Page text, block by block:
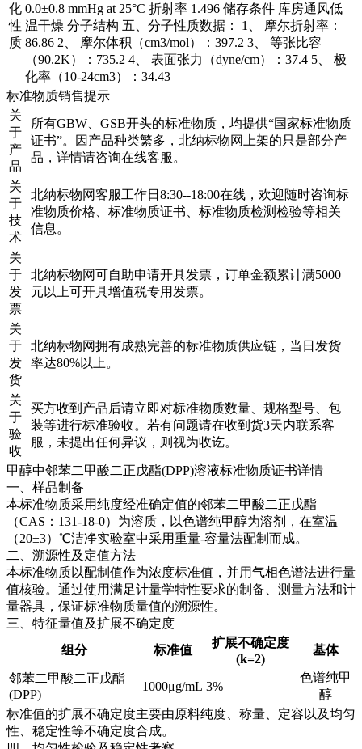
化
性
质
0.0±0.8 mmHg at 25°C 折射率 1.496 储存条件 库房通风低
温干燥 分子结构 五、分子性质数据： 1、 摩尔折射率：
86.86 2、 摩尔体积（cm3/mol）：397.2 3、 等张比容
（90.2K）：735.2 4、 表面张力（dyne/cm）：37.4 5、 极
化率（10-24cm3）：34.43
标准物质销售提示
关
于
产
品
所有GBW、GSB开头的标准物质，均提供“国家标准物质
证书”。因产品种类繁多，北纳标物网上架的只是部分产
品，详情请咨询在线客服。
关
于
技
术
北纳标物网客服工作日8:30--18:00在线，欢迎随时咨询标
准物质价格、标准物质证书、标准物质检测检验等相关
信息。
关
于
发
票
北纳标物网可自助申请开具发票，订单金额累计满5000
元以上可开具增值税专用发票。
关
于
发
货
北纳标物网拥有成熟完善的标准物质供应链，当日发货
率达80%以上。
关
于
验
收
买方收到产品后请立即对标准物质数量、规格型号、包
装等进行标准验收。若有问题请在收到货3天内联系客
服，未提出任何异议，则视为收讫。
甲醇中邻苯二甲酸二正戊酯(DPP)溶液标准物质证书详情
一、样品制备
本标准物质采用纯度经准确定值的邻苯二甲酸二正戊酯
（CAS：131-18-0）为溶质，以色谱纯甲醇为溶剂，在室温
（20±3）℃洁净实验室中采用重量-容量法配制而成。
二、溯源性及定值方法
本标准物质以配制值作为浓度标准值，并用气相色谱法进行量
值核验。通过使用满足计量学特性要求的制备、测量方法和计
量器具，保证标准物质量值的溯源性。
三、特征量值及扩展不确定度
组分
标准值
扩展不确定度
(k=2)
基体
邻苯二甲酸二正戊酯
(DPP)
1000μg/mL 3%
色谱纯甲
醇
标准值的扩展不确定度主要由原料纯度、称量、定容以及均匀
性、稳定性等不确定度合成。